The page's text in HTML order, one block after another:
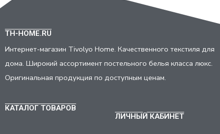
TH-HOME.RU
Интернет-магазин Tivolyo Home. Качественного текстиля для
дома. Широкий ассортимент постельного белья класса люкс.
Оригинальная продукция по доступным ценам.
КАТАЛОГ ТОВАРОВ
ЛИЧНЫЙ КАБИНЕТ